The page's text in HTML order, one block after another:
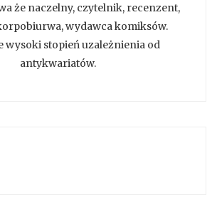
że naczelny, czytelnik, recenzent,
wydawca komiksów.
wysoki stopień uzależnienia od
antykwariatów.